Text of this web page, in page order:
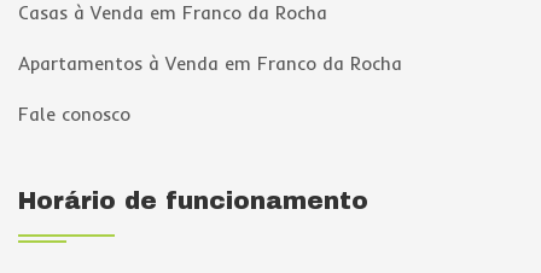
Casas à Venda em Franco da Rocha
Apartamentos à Venda em Franco da Rocha
Fale conosco
Horário de funcionamento